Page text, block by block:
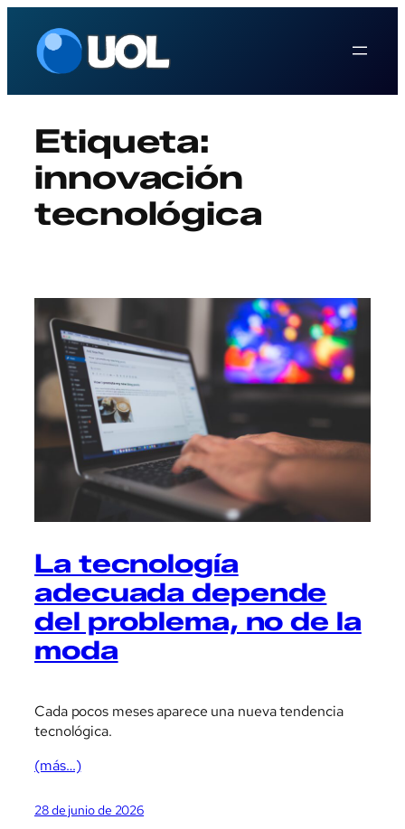
contenido
Etiqueta:
innovación
tecnológica
La tecnología
adecuada depende
del problema, no de la
moda
Cada pocos meses aparece una nueva tendencia
tecnológica.
(más…)
28 de junio de 2026